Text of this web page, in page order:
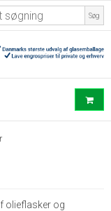
Søg
olieflasker og